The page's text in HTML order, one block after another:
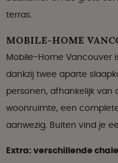
terras.
MOBILE-HOME
Mobile-Home Vancouver
dankzij twee aparte
personen, afhankelijk van
woonruimte, een
aanwezig. Buiten vind je
Extra: verschillende